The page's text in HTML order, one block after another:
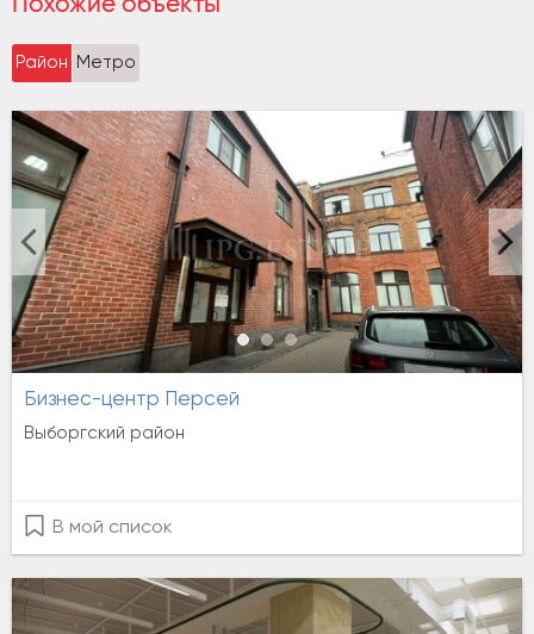
Район Метро
Бизнес-центр Персей
Выборгский район
В мой список